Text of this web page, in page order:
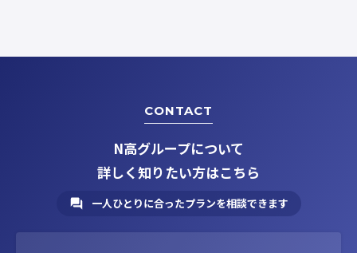
CONTACT
N高グループについて
詳しく知りたい方はこちら
一人ひとりに合ったプランを相談できます